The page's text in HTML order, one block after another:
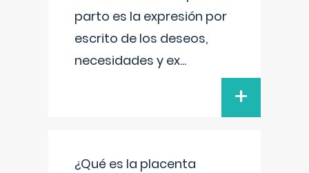
parto es la expresión por
escrito de los deseos,
necesidades y ex...
+
¿Qué es la placenta